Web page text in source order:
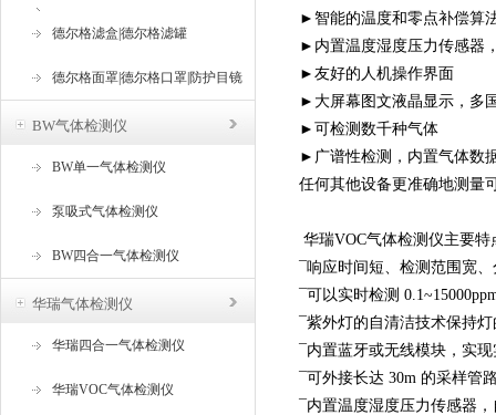
器
德尔格滤盒|德尔格滤罐
德尔格面罩|德尔格口罩|防护目镜
BW气体检测仪
BW单一气体检测仪
泵吸式气体检测仪
BW四合一气体检测仪
华瑞气体检测仪
华瑞四合一气体检测仪
华瑞VOC气体检测仪
►智能的温度和零点补偿算
►内置温度湿度压力传感器
►友好的人机操作界面
►大屏幕图文液晶显示，多
►可检测数千种气体
►广谱性检测，内置气体数
任何其他设备更准确地测量
华瑞VOC气体检测仪主要特
¯响应时间短、检测范围宽
¯可以实时检测
¯紫外灯的自清洁技术保持
¯内置蓝牙或无线模块，实
¯可外接长达 30m 的采样管
¯内置温度湿度压力传感器